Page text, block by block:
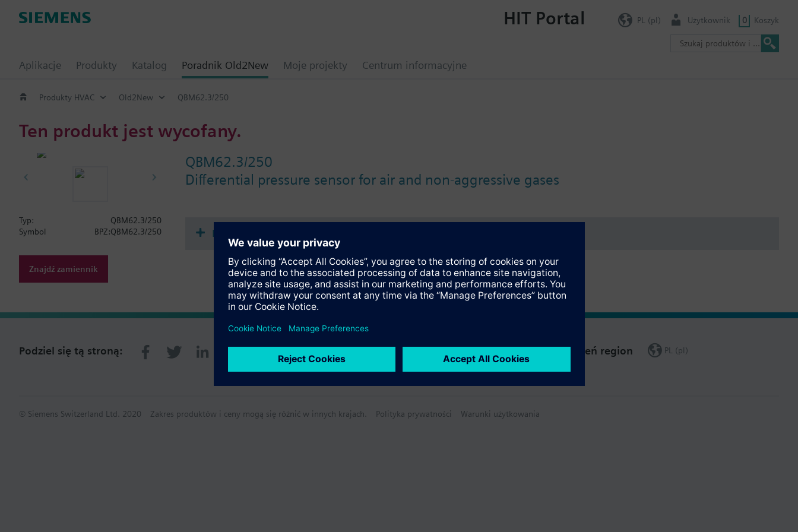
Aplikacje Produkty Katalog Poradnik Old2New Moje projekty Centrum informacyjne
HIT Portal PL (pl) Użytkownik 0 Koszyk
Produkty HVAC Old2New QBM62.3/250
Ten produkt jest wycofany.
QBM62.3/250
Differential pressure sensor for air and non-aggressive gases
Typ:
QBM62.3/250
Symbol
BPZ:QBM62.3/250
Znajdź zamiennik
Dokumenty
Podziel się tą stroną: Zmień region PL (pl)
© Siemens Switzerland Ltd. 2020 Zakres produktów i ceny mogą się różnić w innych krajach. Polityka prywatności Warunki użytkowania